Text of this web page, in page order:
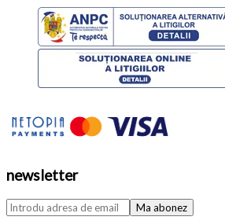
newsletter